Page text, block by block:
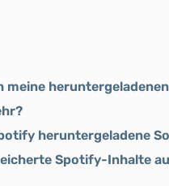
meine
heruntergeladene
Spotify-Inhalte